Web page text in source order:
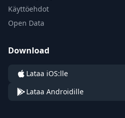
Käyttöehdot
Open Data
Download
Lataa iOS:lle
Lataa Androidille